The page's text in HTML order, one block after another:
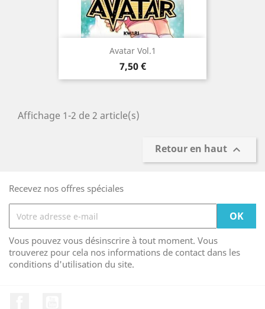
Avatar Vol.1
Prix
7,50 €
Affichage 1-2 de 2 article(s)
Retour en haut 
Recevez nos offres spéciales
Vous pouvez vous désinscrire à tout moment. Vous
trouverez pour cela nos informations de contact dans les
conditions d'utilisation du site.